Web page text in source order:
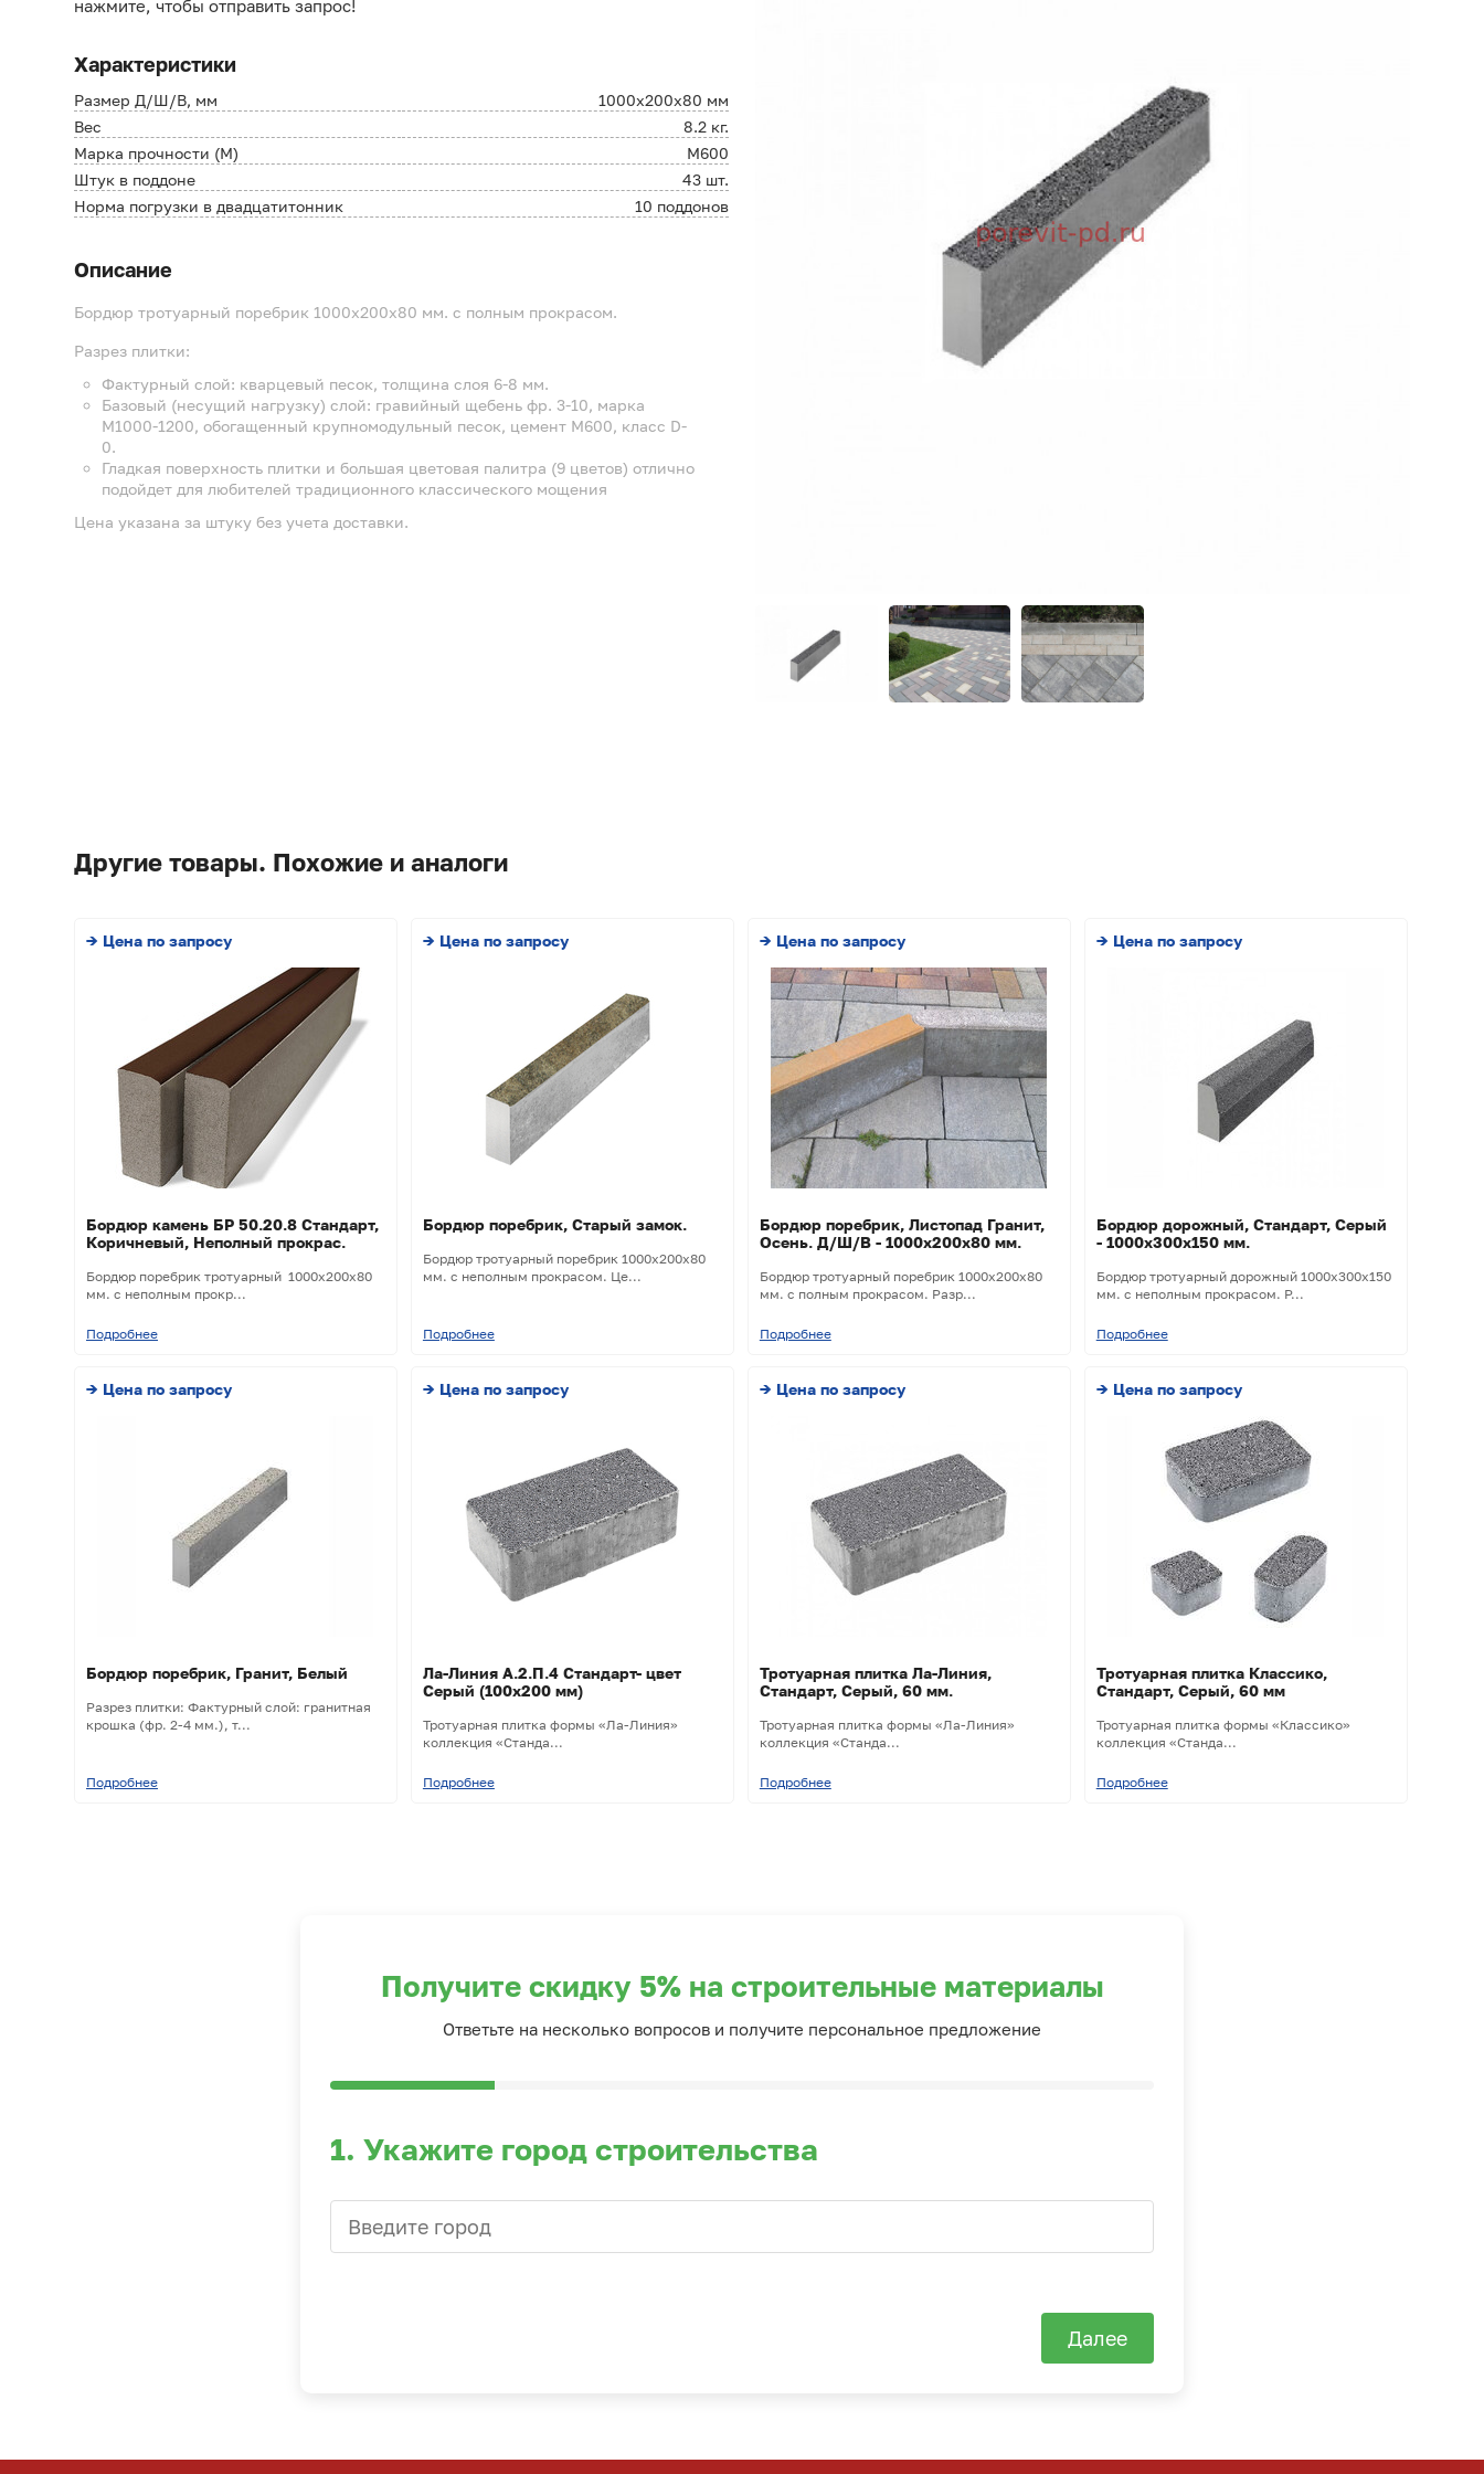
нажмите, чтобы отправить запрос!
Характеристики
Размер Д/Ш/В, мм
1000х200х80 мм
Вес
8.2 кг.
Марка прочности (М)
М600
Штук в поддоне
43 шт.
Норма погрузки в двадцатитонник
10 поддонов
Описание
Бордюр тротуарный поребрик 1000х200х80 мм. с полным прокрасом.
Разрез плитки:
Фактурный слой: кварцевый песок, толщина слоя 6-8 мм.
Базовый (несущий нагрузку) слой: гравийный щебень фр. 3-10, марка
М1000-1200, обогащенный крупномодульный песок, цемент М600, класс D-
0.
Гладкая поверхность плитки и большая цветовая палитра (9 цветов) отлично
подойдет для любителей традиционного классического мощения
Цена указана за штуку без учета доставки.
Другие товары. Похожие и аналоги
→ Цена по запросу
Бордюр камень БР 50.20.8 Стандарт,
Коричневый, Неполный прокрас.
Бордюр поребрик тротуарный 1000х200х80
мм. с неполным прокр...
Подробнее
→ Цена по запросу
Бордюр поребрик, Старый замок.
Бордюр тротуарный поребрик 1000х200х80
мм. с неполным прокрасом. Це...
Подробнее
→ Цена по запросу
Бордюр поребрик, Листопад Гранит,
Осень. Д/Ш/В - 1000х200х80 мм.
Бордюр тротуарный поребрик 1000х200х80
мм. с полным прокрасом. Разр...
Подробнее
→ Цена по запросу
Бордюр дорожный, Стандарт, Серый
- 1000х300х150 мм.
Бордюр тротуарный дорожный 1000х300х150
мм. с неполным прокрасом. Р...
Подробнее
→ Цена по запросу
Бордюр поребрик, Гранит, Белый
Разрез плитки: Фактурный слой: гранитная
крошка (фр. 2-4 мм.), т...
Подробнее
→ Цена по запросу
Ла-Линия А.2.П.4 Стандарт- цвет
Серый (100х200 мм)
Тротуарная плитка формы «Ла-Линия»
коллекция «Станда...
Подробнее
→ Цена по запросу
Тротуарная плитка Ла-Линия,
Стандарт, Серый, 60 мм.
Тротуарная плитка формы «Ла-Линия»
коллекция «Станда...
Подробнее
→ Цена по запросу
Тротуарная плитка Классико,
Стандарт, Серый, 60 мм
Тротуарная плитка формы «Классико»
коллекция «Станда...
Подробнее
Получите скидку 5% на строительные материалы
Ответьте на несколько вопросов и получите персональное предложение
1. Укажите город строительства
Далее